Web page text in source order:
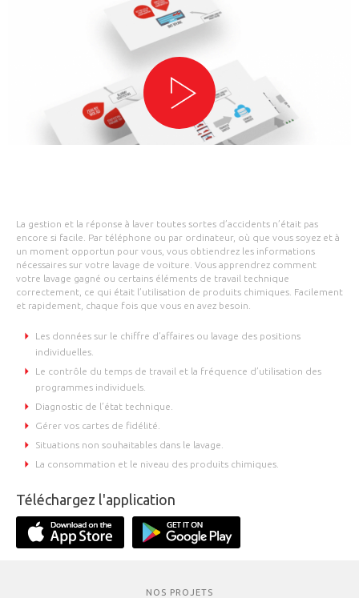
La gestion et la réponse à laver toutes sortes d’accidents n’était pas
encore si facile. Par téléphone ou par ordinateur, où que vous soyez et à
un moment opportun pour vous, vous obtiendrez les informations
nécessaires sur votre lavage de voiture. Vous apprendrez comment
votre lavage gagné ou certains éléments de travail technique
correctement, ce qui était l’utilisation de produits chimiques. Facilement
et rapidement, chaque fois que vous en avez besoin.
Les données sur le chiffre d’affaires ou lavage des positions
individuelles.
Le contrôle du temps de travail et la fréquence d’utilisation des
programmes individuels.
Diagnostic de l’état technique.
Gérer vos cartes de fidélité.
Situations non souhaitables dans le lavage.
La consommation et le niveau des produits chimiques.
Téléchargez l'application
NOS PROJETS